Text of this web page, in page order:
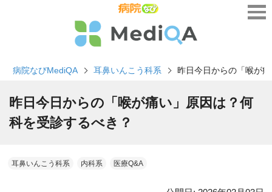
病院なびMediQA 耳鼻いんこう科系 昨日今日からの「喉が
昨日今日からの「喉が痛い」原因は？何
科を受診するべき？
耳鼻いんこう科系 内科系 医療Q&A